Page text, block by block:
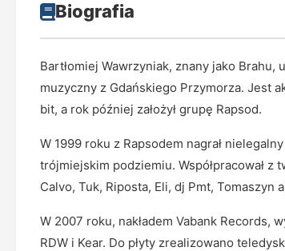
Biografia
Bartłomiej Wawrzyniak, znany jako
muzyczny z Gdańskiego Przymorza. Jest
bit, a rok później założył grupę Rapsod.
W 1999 roku z Rapsodem nagrał
trójmiejskim podziemiu. Współpracował
Calvo, Tuk, Riposta, Eli, dj Pmt, Tomaszyn
W 2007 roku, nakładem Vabank Records,
RDW i Kear. Do płyty zrealizowano